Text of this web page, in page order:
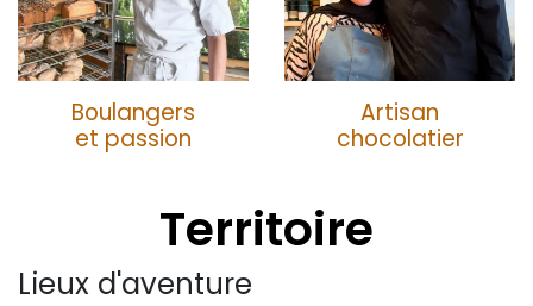
Boulangers
et passion
Artisan
chocolatier
Territoire
Lieux d'aventure